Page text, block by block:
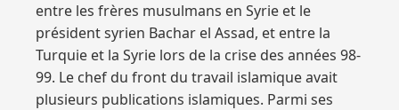
entre les frères musulmans en Syrie et le
président syrien Bachar el Assad, et entre la
Turquie et la Syrie lors de la crise des années 98-
99. Le chef du front du travail islamique avait
plusieurs publications islamiques. Parmi ses